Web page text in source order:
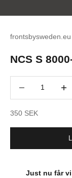
frontsbysweden.eu
NCS S
REA-pris
350 SEK
Just nu får